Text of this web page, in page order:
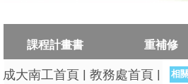
課程計畫書 重補修
成大南工首頁| 教務處首頁| 相